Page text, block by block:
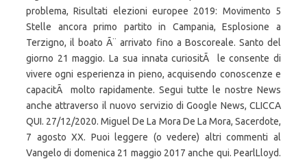
problema, Risultati elezioni europee 2019: Movimento 5
Stelle ancora primo partito in Campania, Esplosione a
Terzigno, il boato Ã¨ arrivato fino a Boscoreale. Santo del
giorno 21 maggio. La sua innata curiositÃ le consente di
vivere ogni esperienza in pieno, acquisendo conoscenze e
capacitÃ molto rapidamente. Segui tutte le nostre News
anche attraverso il nuovo servizio di Google News, CLICCA
QUI. 27/12/2020. Miguel De La Mora De La Mora, Sacerdote,
7 agosto XX. Puoi leggere (o vedere) altri commenti al
Vangelo di domenica 21 maggio 2017 anche qui. PearlLloyd.